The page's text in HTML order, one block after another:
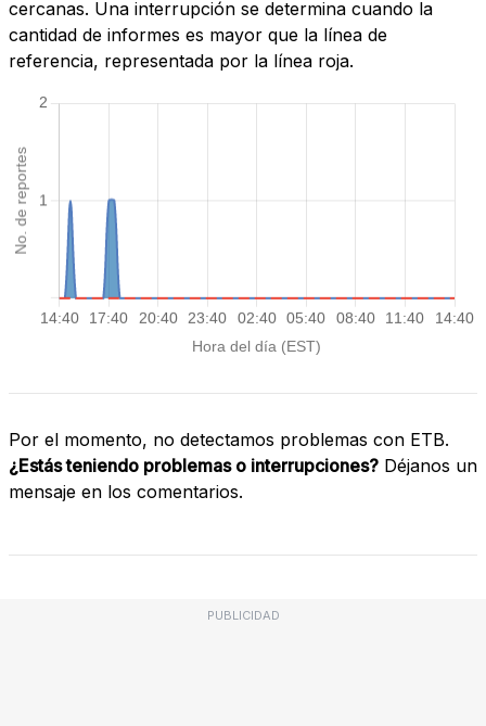
cercanas. Una interrupción se determina cuando la
cantidad de informes es mayor que la línea de
referencia, representada por la línea roja.
Por el momento, no detectamos problemas con ETB.
¿Estás teniendo problemas o interrupciones? Déjanos un
mensaje en los comentarios.
PUBLICIDAD